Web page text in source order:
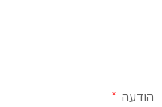
הודעה